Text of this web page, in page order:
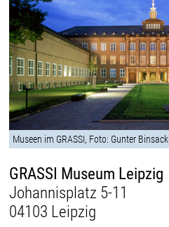
Museen im GRASSI, Foto: Gunter Binsack
GRASSI Museum Leipzig
Johannisplatz 5-11
04103 Leipzig